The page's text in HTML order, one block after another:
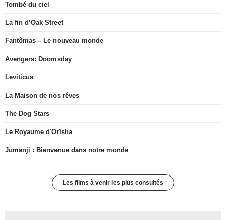
Tombé du ciel
La fin d’Oak Street
Fantômas – Le nouveau monde
Avengers: Doomsday
Leviticus
La Maison de nos rêves
The Dog Stars
Le Royaume d'Orïsha
Jumanji : Bienvenue dans notre monde
Les films à venir les plus consultés